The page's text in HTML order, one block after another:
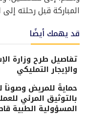
المباركة قبل رحلته
قد يهمك أيضًا
تفاصيل طرح وزارة
والإيجار التمليكي
حمايةً للمريض وصوناً
بالتوثيق المرئي
المسؤولية الطبية